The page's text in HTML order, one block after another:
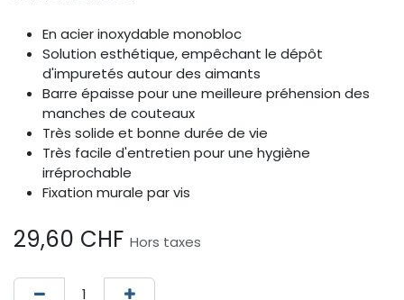
En acier inoxydable monobloc
Solution esthétique, empêchant le dépôt
d'impuretés autour des aimants
Barre épaisse pour une meilleure préhension des
manches de couteaux
Très solide et bonne durée de vie
Très facile d'entretien pour une hygiène
irréprochable
Fixation murale par vis
29,60 CHF Hors taxes